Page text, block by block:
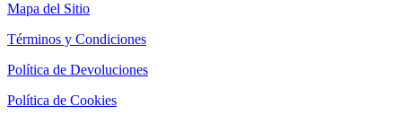
Mapa del Sitio
Términos y Condiciones
Política de Devoluciones
Política de Cookies